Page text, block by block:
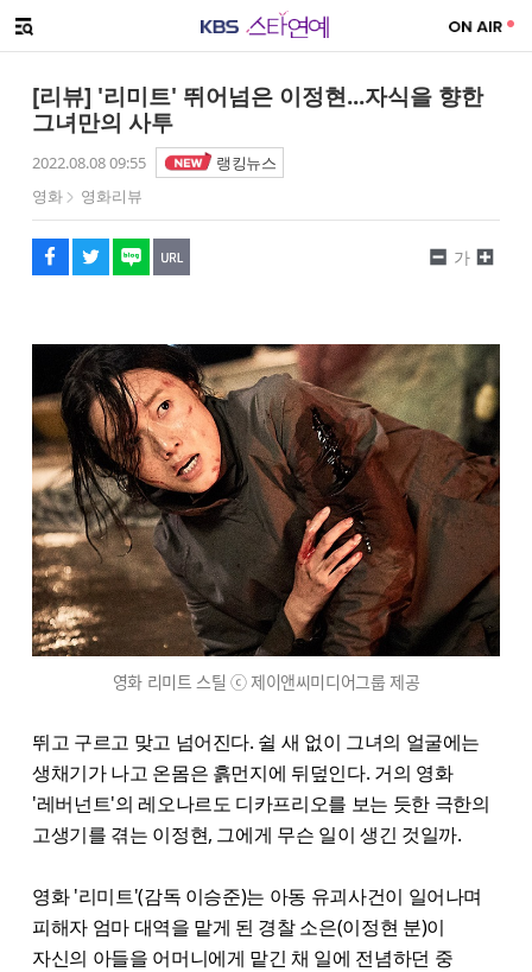
메뉴 열기
[리뷰] '리미트' 뛰어넘은 이정현...자식을 향한
그녀만의 사투
2022.08.08 09:55
랭킹뉴스
영화
영화리뷰
페이스북
트위터
네이버
URL복사
글씨 작게보기
가
글씨 크게보기
영화 리미트 스틸 ⓒ 제이앤씨미디어그룹 제공
뛰고 구르고 맞고 넘어진다. 쉴 새 없이 그녀의 얼굴에는
생채기가 나고 온몸은 흙먼지에 뒤덮인다. 거의 영화
'레버넌트'의 레오나르도 디카프리오를 보는 듯한 극한의
고생기를 겪는 이정현, 그에게 무슨 일이 생긴 것일까.
영화 '리미트'(감독 이승준)는 아동 유괴사건이 일어나며
피해자 엄마 대역을 맡게 된 경찰 소은(이정현 분)이
자신의 아들을 어머니에게 맡긴 채 일에 전념하던 중
해시태그